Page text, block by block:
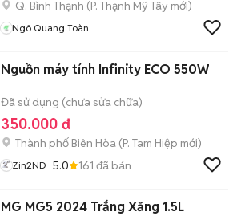
Q. Bình Thạnh (P. Thạnh Mỹ Tây mới)
Ngô Quang Toàn
Nguồn máy tính Infinity ECO 550W
Đã sử dụng (chưa sửa chữa)
350.000 đ
Thành phố Biên Hòa (P. Tam Hiệp mới)
Zin2ND 5.0 161 đã bán
MG MG5 2024 Trắng Xăng 1.5L